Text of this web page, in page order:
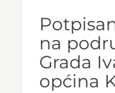
na
Grada
općina